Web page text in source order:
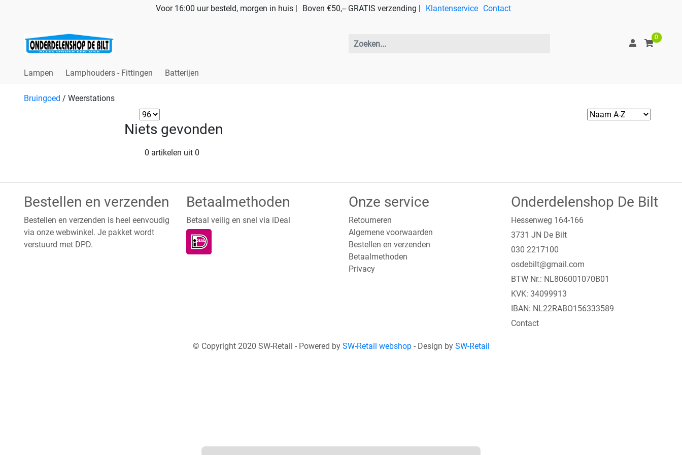
Voor 16:00 uur besteld, morgen in huis | Boven €50,-- GRATIS verzending | Klantenservice Contact
0
Lampen Lamphouders - Fittingen Batterijen
Bruingoed / Weerstations
Niets gevonden
0 artikelen uit 0
Bestellen en verzenden
Bestellen en verzenden is heel eenvoudig
via onze webwinkel. Je pakket wordt
verstuurd met DPD.
Betaalmethoden
Betaal veilig en snel via iDeal
Onze service
Retourneren
Algemene voorwaarden
Bestellen en verzenden
Betaalmethoden
Privacy
Onderdelenshop De Bilt
Hessenweg 164-166
3731 JN De Bilt
030 2217100
osdebilt@gmail.com
BTW Nr.: NL806001070B01
KVK: 34099913
IBAN: NL22RABO156333589
Contact
© Copyright 2020 SW-Retail - Powered by SW-Retail webshop- Design by SW-Retail